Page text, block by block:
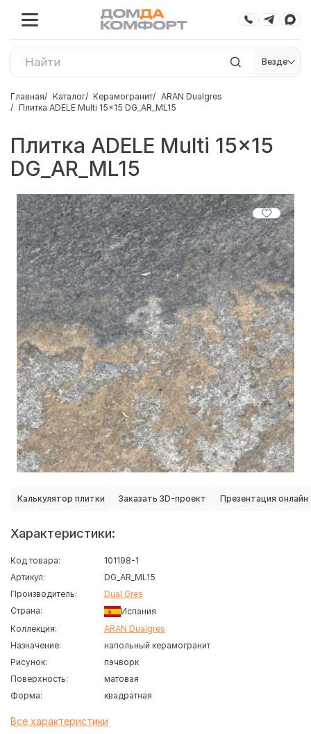
Везде
Главная Каталог Керамогранит
ARAN Dualgres
Плитка ADELE Multi 15x15 DG_AR_ML15
Плитка ADELE Multi 15x15
DG_AR_ML15
Калькулятор плитки Заказать 3D-проект Презентация онлайн
Характеристики:
Код товара:
101198-1
Артикул:
DG_AR_ML15
Производитель:
Dual Gres
Страна:
Испания
Коллекция:
ARAN Dualgres
Назначение:
напольный керамогранит
Рисунок:
пэчворк
Поверхность:
матовая
Форма:
квадратная
Все характеристики